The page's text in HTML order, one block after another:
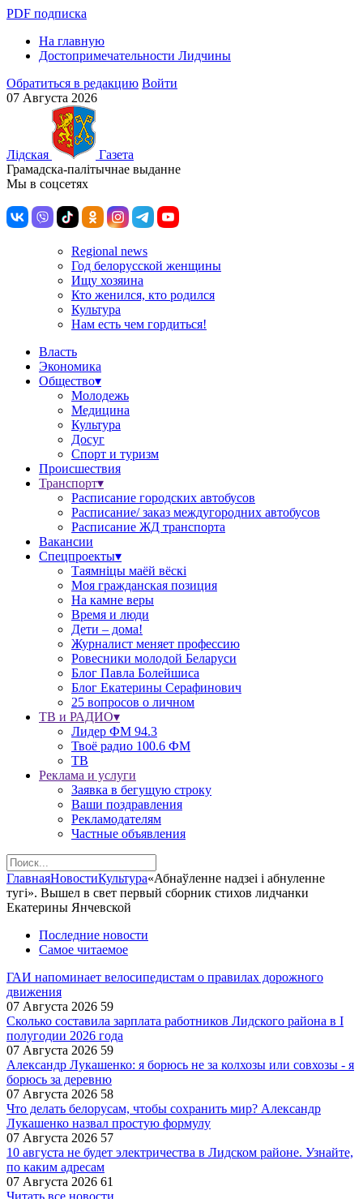
PDF подписка
На главную
Достопримечательности Лидчины
Обратиться в редакцию Войти
07 Августа 2026
Лiдская
Газета
Грамадска-палiтычнае выданне
Мы в соцсетях
Regional news
Год белорусской женщины
Ищу хозяина
Кто женился, кто родился
Культура
Нам есть чем гордиться!
Власть
Экономика
Общество▾
Молодежь
Медицина
Культура
Досуг
Спорт и туризм
Происшествия
Транспорт▾
Расписание городских автобусов
Расписание/ заказ междугородних автобусов
Расписание ЖД транспорта
Вакансии
Спецпроекты▾
Таямніцы маёй вёскі
Моя гражданская позиция
На камне веры
Время и люди
Дети – дома!
Журналист меняет профессию
Ровесники молодой Беларуси
Блог Павла Болейшиса
Блог Екатерины Серафинович
25 вопросов о личном
ТВ и РАДИО▾
Лидер ФМ 94.3
Твоё радио 100.6 ФМ
ТВ
Реклама и услуги
Заявка в бегущую строку
Ваши поздравления
Рекламодателям
Частные объявления
ГлавнаяНовостиКультура«Абнаўленне надзеi i абнуленне
тугi». Вышел в свет первый сборник стихов лидчанки
Екатерины Янчевской
Последние новости
Самое читаемое
ГАИ напоминает велосипедистам о правилах дорожного
движения
07 Августа 2026 59
Сколько составила зарплата работников Лидского района в I
полугодии 2026 года
07 Августа 2026 59
Александр Лукашенко: я борюсь не за колхозы или совхозы - я
борюсь за деревню
07 Августа 2026 58
Что делать белорусам, чтобы сохранить мир? Александр
Лукашенко назвал простую формулу
07 Августа 2026 57
10 августа не будет электричества в Лидском районе. Узнайте,
по каким адресам
07 Августа 2026 61
Читать все новости